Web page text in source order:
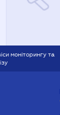
моніторингу та